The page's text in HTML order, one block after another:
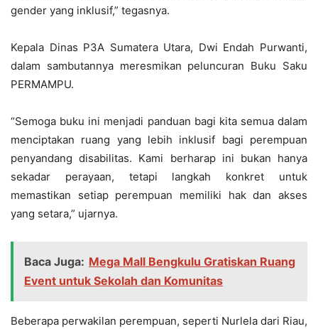
gender yang inklusif,” tegasnya.
Kepala Dinas P3A Sumatera Utara, Dwi Endah Purwanti,
dalam sambutannya meresmikan peluncuran Buku Saku
PERMAMPU.
“Semoga buku ini menjadi panduan bagi kita semua dalam
menciptakan ruang yang lebih inklusif bagi perempuan
penyandang disabilitas. Kami berharap ini bukan hanya
sekadar perayaan, tetapi langkah konkret untuk
memastikan setiap perempuan memiliki hak dan akses
yang setara,” ujarnya.
Baca Juga: Mega Mall Bengkulu Gratiskan Ruang
Event untuk Sekolah dan Komunitas
Beberapa perwakilan perempuan, seperti Nurlela dari Riau,